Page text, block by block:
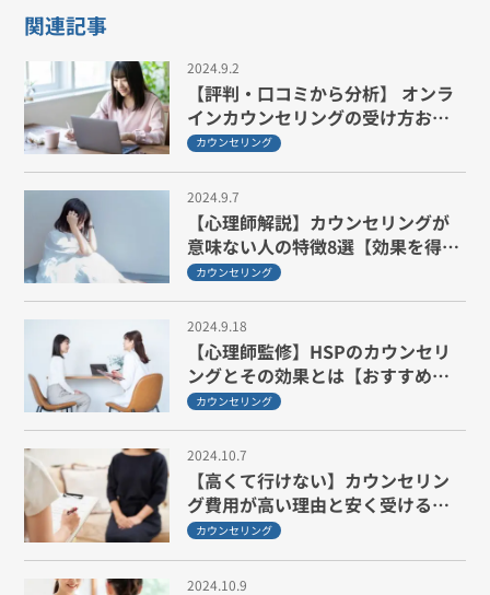
関連記事
2024.9.2
【評判・口コミから分析】 オンラ
インカウンセリングの受け方おす
すめ3選
カウンセリング
2024.9.7
【心理師解説】カウンセリングが
意味ない人の特徴8選【効果を得る
方法も紹介】
カウンセリング
2024.9.18
【心理師監修】HSPのカウンセリ
ングとその効果とは【おすすめ相
談先3選も紹介】
カウンセリング
2024.10.7
【高くて行けない】カウンセリン
グ費用が高い理由と安く受ける工
夫5選
カウンセリング
2024.10.9